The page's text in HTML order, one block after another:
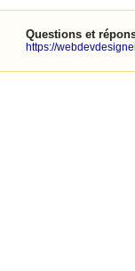
Questions et
https://